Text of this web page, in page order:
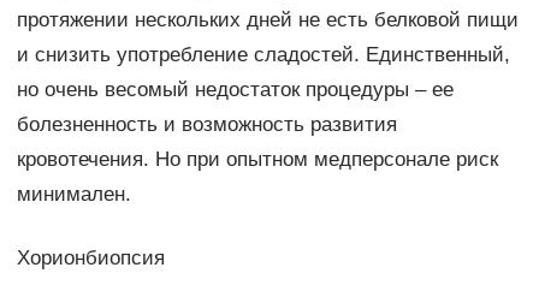
протяжении нескольких дней не есть белковой пищи
и снизить употребление сладостей. Единственный,
но очень весомый недостаток процедуры – ее
болезненность и возможность развития
кровотечения. Но при опытном медперсонале риск
минимален.
Хорионбиопсия